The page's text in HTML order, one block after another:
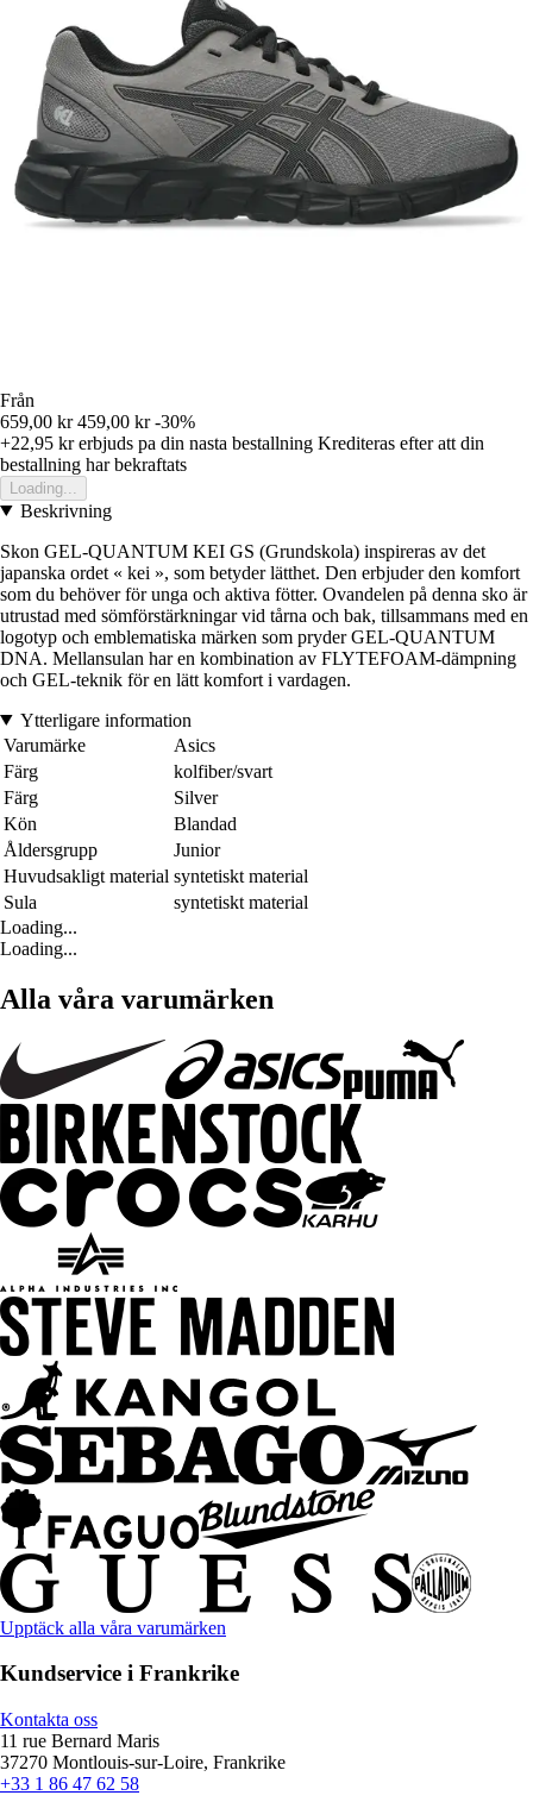
Från
659,00 kr 459,00 kr -30%
+22,95 krerbjuds pa din nasta bestallning Krediteras efter att din
bestallning har bekraftats
Loading...
Beskrivning
Skon GEL-QUANTUM KEI GS (Grundskola) inspireras av det
japanska ordet « kei », som betyder lätthet. Den erbjuder den komfort
som du behöver för unga och aktiva fötter. Ovandelen på denna sko är
utrustad med sömförstärkningar vid tårna och bak, tillsammans med en
logotyp och emblematiska märken som pryder GEL-QUANTUM
DNA. Mellansulan har en kombination av FLYTEFOAM-dämpning
och GEL-teknik för en lätt komfort i vardagen.
Ytterligare information
Varumärke
Asics
Färg
kolfiber/svart
Färg
Silver
Kön
Blandad
Åldersgrupp
Junior
Huvudsakligt material syntetiskt material
Sula
syntetiskt material
Loading...
Loading...
Alla våra varumärken
Upptäck alla våra varumärken
Kundservice i Frankrike
Kontakta oss
11 rue Bernard Maris
37270 Montlouis-sur-Loire, Frankrike
+33 1 86 47 62 58